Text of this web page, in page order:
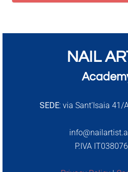
NAIL
SEDE: via Sant’Isaia 41/
P.IVA